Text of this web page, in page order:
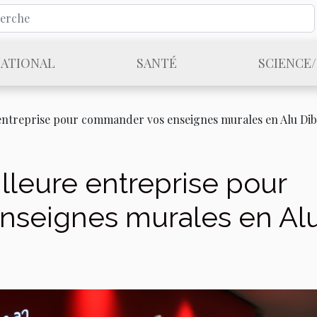
SANTÉ
pour commander vos enseignes murales en Alu
entreprise pour
murales en